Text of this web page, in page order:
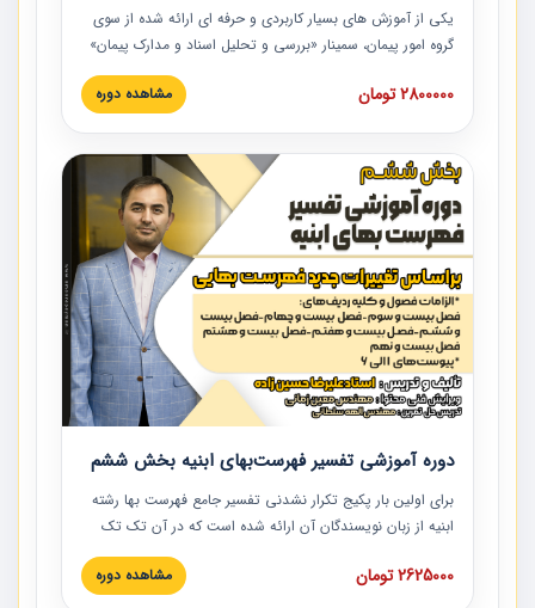
یکی از آموزش‏‏‏‏‏‏ های بسیار کاربردی و حرفه‏ ای ارائه شده از سوی
گروه امور پیمان، سمینار «بررسی و تحلیل اسناد و مدارک پیمان»
است که در دانشگاه صنعتی شریف ارائه شد. در این آموزش
نکات کلیدی مربوط به اسناد و مدارک پیمان، اولویت بندی اسناد
پیمان به همراه تجربیات عملی در این خصوص ارائه شده است.
2800000 تومان مشاهده دوره
دوره آموزشی تفسیر فهرست‌بهای ابنیه بخش ششم
برای اولین بار پکیج تکرار نشدنی تفسیر جامع فهرست بها رشته
ابنیه از زبان نویسندگان آن ارائه شده است که در آن تک تک
ردیف ها و مطالب فهرست بها تفسیر و ارائه شده است. این
دوره به صورت کامل تصویری بوده و به همراه تصاویر عملیات
2625000 تومان مشاهده دوره